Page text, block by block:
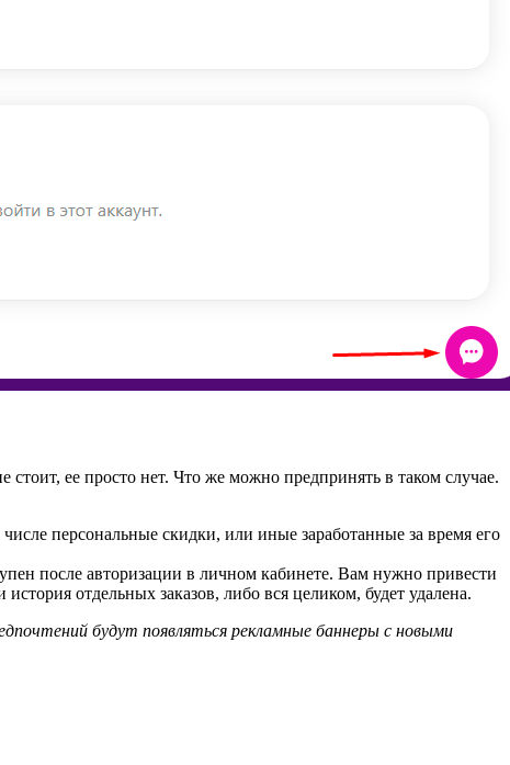
ее просто нет. Что же можно предпринять в таком случае.
персональные скидки, или иные заработанные за время его
после авторизации в личном кабинете. Вам нужно привести
отдельных заказов, либо вся целиком, будет удалена.
будут появляться рекламные баннеры с новыми